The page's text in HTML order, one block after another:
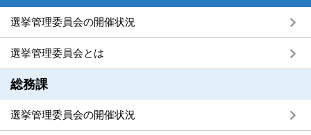
選挙管理委員会の開催状況
選挙管理委員会とは
総務課
選挙管理委員会の開催状況